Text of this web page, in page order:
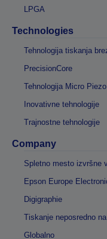
LPGA
Technologies
Tehnologija tiskanja
PrecisionCore
Tehnologija Micro Piezo
Inovativne tehnologije
Trajnostne tehnologije
Company
Spletno mesto izvršne
Epson Europe
Digigraphie
Tiskanje neposredno
Globalno